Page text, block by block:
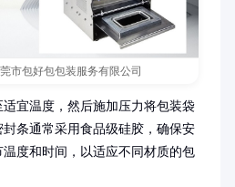
市包好包包装服务有限公司
宜温度，然后施加压力将包装袋
条通常采用食品级硅胶，确保安
度和时间，以适应不同材质的包